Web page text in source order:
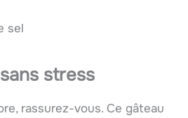
sel
stress
rassurez-vous. Ce gâteau